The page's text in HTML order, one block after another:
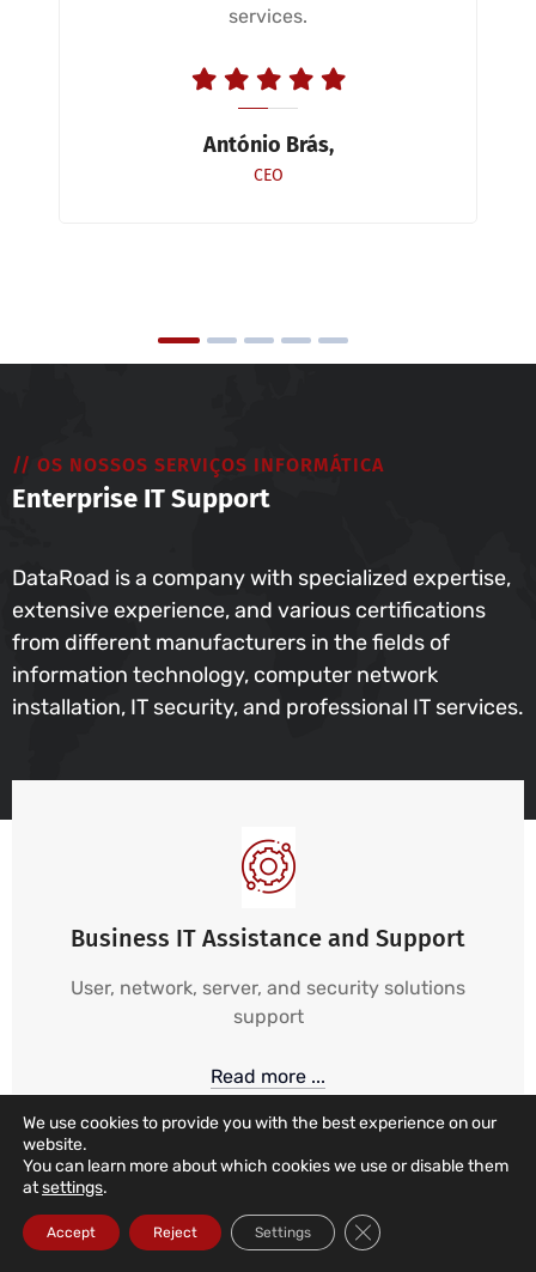
services.
António Brás,
CEO
// OS NOSSOS SERVIÇOS INFORMÁTICA
Enterprise IT Support
DataRoad is a company with specialized expertise,
extensive experience, and various certifications
from different manufacturers in the fields of
information technology, computer network
installation, IT security, and professional IT services.
Business IT Assistance and Support
User, network, server, and security solutions
support
Read more ...
We use cookies to provide you with the best experience on our
website.
You can learn more about which cookies we use or disable them
atsettings.
Accept Reject Settings Close GDPR Cookie